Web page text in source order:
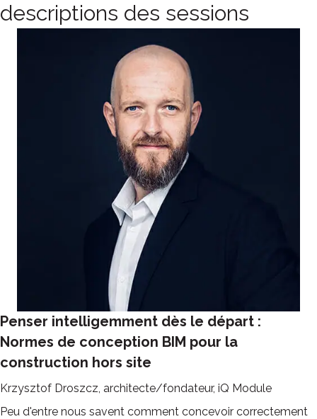
descriptions des sessions
Penser intelligemment dès le départ :
Normes de conception BIM pour la
construction hors site
Krzysztof Droszcz, architecte/fondateur, iQ Module
Peu d'entre nous savent comment concevoir correctement